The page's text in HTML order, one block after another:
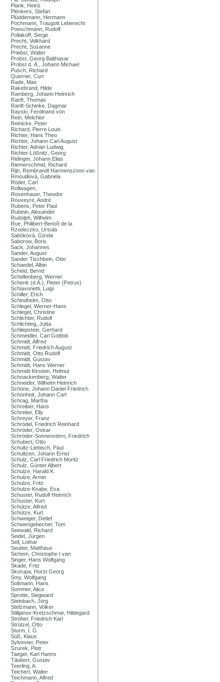
Plank, Heinz
Plenkers, Stefan
Plüddemann, Hermann
Pochmann, Traugott Leberecht
Poeschmann, Rudolf
Poliakoff, Serge
Precht, Volkhard
Precht, Susanne
Priebst, Walter
Probst, Georg Balthasar
Probst d. Ä., Johann Michael
Pusch, Richard
Querner, Curt
Rade, Max
Rakebrand, Hilde
Ramberg, Johann Heinrich
Ranft, Thomas
Ranft-Schinke, Dagmar
Rayski, Ferdinand von
Rein, Melchior
Reinicke, Peter
Richard, Pierre Louis
Richter, Hans Theo
Richter, Johann Carl August
Richter, Adrian Ludwig
Richter-Lößnitz, Georg
Ridinger, Johann Elias
Riemerschmid, Richard
Rijn, Rembrandt Harmenszoon van
Rmoutilová, Gabriela
Röder, Carl
Rollwagen,
Rosenhauer, Theodor
Rouveyre, André
Rubens, Peter Paul
Rubinin, Alexander
Rudolph, Wilhelm
Rue, Philibert-Benoît de la
Rzodeczko, Ursula
Sabóková, Gizela
Saborow, Boris
Sack, Johannes
Sander, August
Sander Tischbein, Otto
Schaedel, Albin
Scheid, Bernd
Schellenberg, Werner
Schenk (d.Ä.), Pieter (Petrus)
Schiavonetti, Luigi
Schiller, Erich
Schindhelm, Otto
Schlegel, Werner-Hans
Schlegel, Christine
Schlichter, Rudolf
Schlichting, Jutta
Schliepstein, Gerhard
Schmeidler, Carl Gottlob
Schmidt, Alfred
Schmidt, Friedrich August
Schmidt, Otto Rudolf
Schmidt, Gustav
Schmidt, Hans Werner
Schmidt-Kirstein, Helmut
Schnackenberg, Walter
Schneider, Wilhelm Heinrich
Schöne, Johann Daniel Friedrich
Schönheit, Johann Carl
Schrag, Martha
Schreiber, Hans
Schreiter, Elly
Schreyer, Franz
Schrödel, Friedrich Reinhard
Schröder, Oskar
Schröder-Sonnenstern, Friedrich
Schubert, Otto
Schultz-Liebisch, Paul
Schultzen, Johann Ernst
Schulz, Carl Friedrich Moritz
Schulz, Günter Albert
Schulze, Harald K.
Schulze, Armin
Schulze, Fritz
Schulze-Knabe, Eva
Schuster, Rudolf Heinrich
Schuster, Kurt
Schütze, Alfred
Schütze, Kurt
Schweiger, Detlef
Schwengebecher, Tom
Seewald, Richard
Seidel, Jürgen
Sell, Lothar
Seutter, Matthäus
Sichem, Christophe I van
Singer, Hans Wolfgang
Skade, Fritz
Skorupa, Horst Georg
Smy, Wolfgang
Soltmann, Hans
Sommer, Alice
Sprotte, Siegward
Steinbach, Jörg
Stelzmann, Volker
Stilijanov-Kretzschmar, Hildegard
Ströher, Friedrich Karl
Strützel, Otto
Sturm, I. G.
Süß, Klaus
Sylvester, Peter
Szurek, Piotr
Taeger, Karl Hanns
Täubert, Gustav
Teerling, A.
Teichert, Walter
Teichmann, Alfred